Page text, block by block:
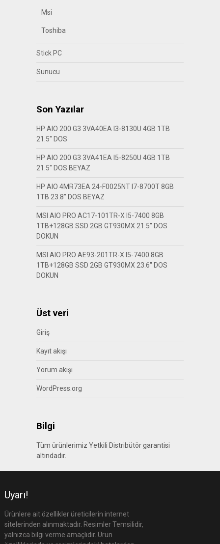
Msi
Toshiba
Stick PC
Sunucu
Son Yazılar
HP AIO 200 G3 3VA40EA I3-8130U 4GB 1TB
21.5″ DOS
HP AIO 200 G3 3VA41EA I5-8250U 4GB 1TB
21.5″ DOS BEYAZ
HP AIO 4MR73EA 24-F0025NT I7-8700T 8GB
1TB 23.8″ DOS BEYAZ
MSI AIO PRO AC17-101TR-X I5-7400 8GB
1TB+128GB SSD 2GB GT930MX 21.5″ DOS
DOKUN
MSI AIO PRO AE93-201TR-X I5-7400 8GB
1TB+128GB SSD 2GB GT930MX 23.6″ DOS
DOKUN
Üst veri
Giriş
Kayıt akışı
Yorum akışı
WordPress.org
Bilgi
Tüm ürünlerimiz Yetkili Distribütör garantisi
altındadır.
Uyarı!
Ürünlere ait özellikler üreticilerin internet
sitelerinden alınmaktadır. Resimler Temsilidir,
yalnızca bilgi verme amaçlıdır. Ürün